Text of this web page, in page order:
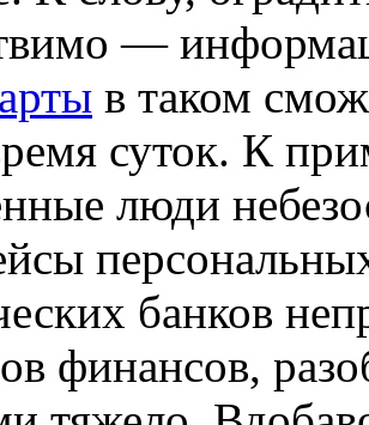
—
в таком
суток. К
люди
банков
финансов,